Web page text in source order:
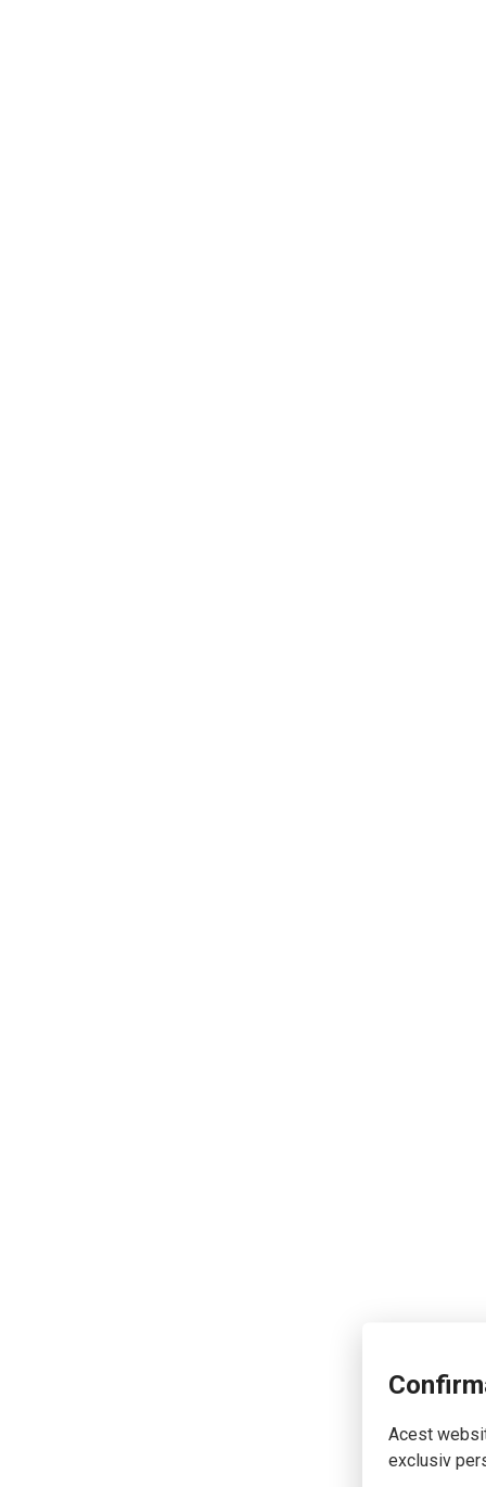
Acest
exclusiv